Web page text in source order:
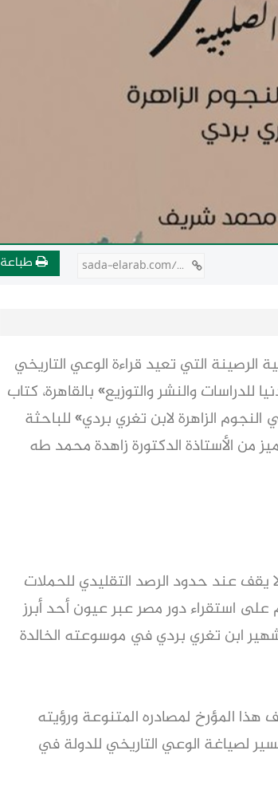
طباعة sada-elarab.com/808441
الرصينة التي تعيد قراءة الوعي التاريخي
للدراسات والنشر والتوزيع» بالقاهرة، كتاب
الزاهرة لابن تغري بردي» للباحثة
من الأستاذة الدكتورة زاهدة محمد طه
يقف عند حدود الرصد التقليدي للحملات
على استقراء دور مصر عبر عيون أحد أبرز
ابن تغري بردي في موسوعته الخالدة
المؤرخ لمصادره المتنوعة ورؤيته
لصياغة الوعي التاريخي للدولة في